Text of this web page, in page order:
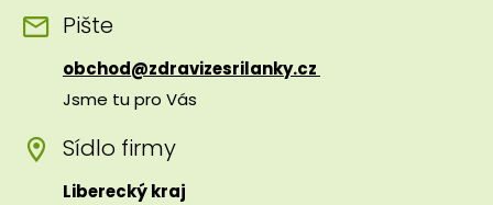
Pište
obchod@zdravizesrilanky.cz
Jsme tu pro Vás
Sídlo firmy
Liberecký kraj